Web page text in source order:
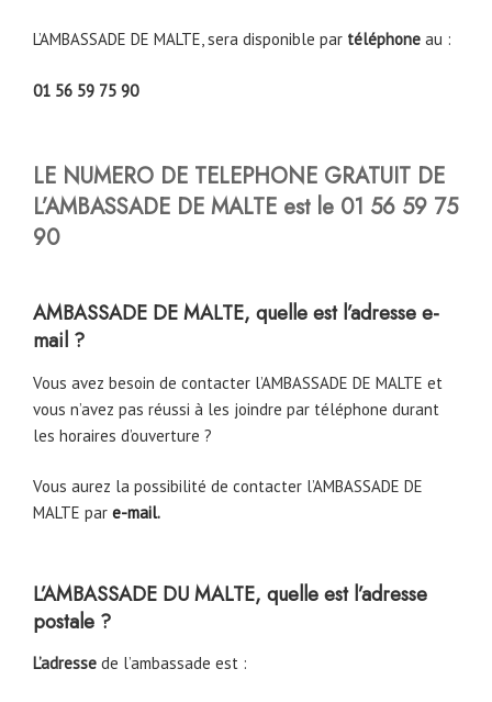
L’AMBASSADE DE MALTE, sera disponible par téléphone au :
01 56 59 75 90
LE NUMERO DE TELEPHONE GRATUIT DE
L’AMBASSADE DE MALTE est le 01 56 59 75
90
AMBASSADE DE MALTE, quelle est l’adresse e-
mail ?
Vous avez besoin de contacter l’AMBASSADE DE MALTE et
vous n’avez pas réussi à les joindre par téléphone durant
les horaires d’ouverture ?
Vous aurez la possibilité de contacter l’AMBASSADE DE
MALTE par e-mail.
L’AMBASSADE DU MALTE, quelle est l’adresse
postale ?
L’adresse de l’ambassade est :